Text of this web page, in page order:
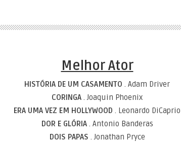
Melhor Ator
HISTÓRIA DE UM CASAMENTO . Adam Driver
CORINGA . Joaquin Phoenix
ERA UMA VEZ EM HOLLYWOOD . Leonardo DiCaprio
DOR E GLÓRIA . Antonio Banderas
DOIS PAPAS . Jonathan Pryce